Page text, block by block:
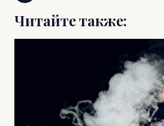
Читайте также: